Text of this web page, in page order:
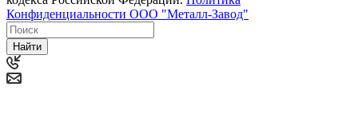
Конфиденциальности ООО "Металл-Завод"
Найти